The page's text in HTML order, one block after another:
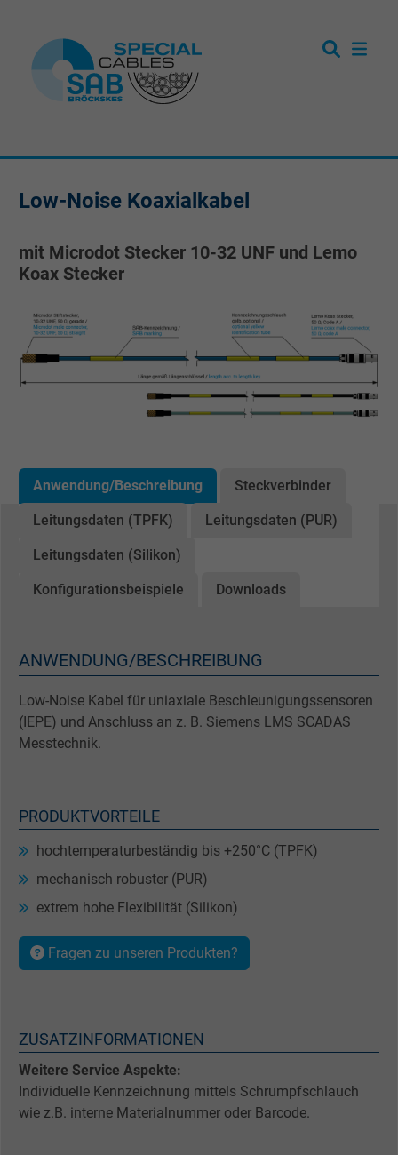
Low-Noise Koaxialkabel
mit Microdot Stecker 10-32 UNF und Lemo
Koax Stecker
Anwendung/Beschreibung Steckverbinder
Leitungsdaten (TPFK) Leitungsdaten (PUR)
Leitungsdaten (Silikon)
Konfigurationsbeispiele Downloads
ANWENDUNG/BESCHREIBUNG
Low-Noise Kabel für uniaxiale Beschleunigungssensoren
(IEPE) und Anschluss an z. B. Siemens LMS SCADAS
Messtechnik.
PRODUKTVORTEILE
hochtemperaturbeständig bis +250°C (TPFK)
mechanisch robuster (PUR)
extrem hohe Flexibilität (Silikon)
Fragen zu unseren Produkten?
ZUSATZINFORMATIONEN
Weitere Service Aspekte:
Individuelle Kennzeichnung mittels Schrumpfschlauch
wie z.B. interne Materialnummer oder Barcode.